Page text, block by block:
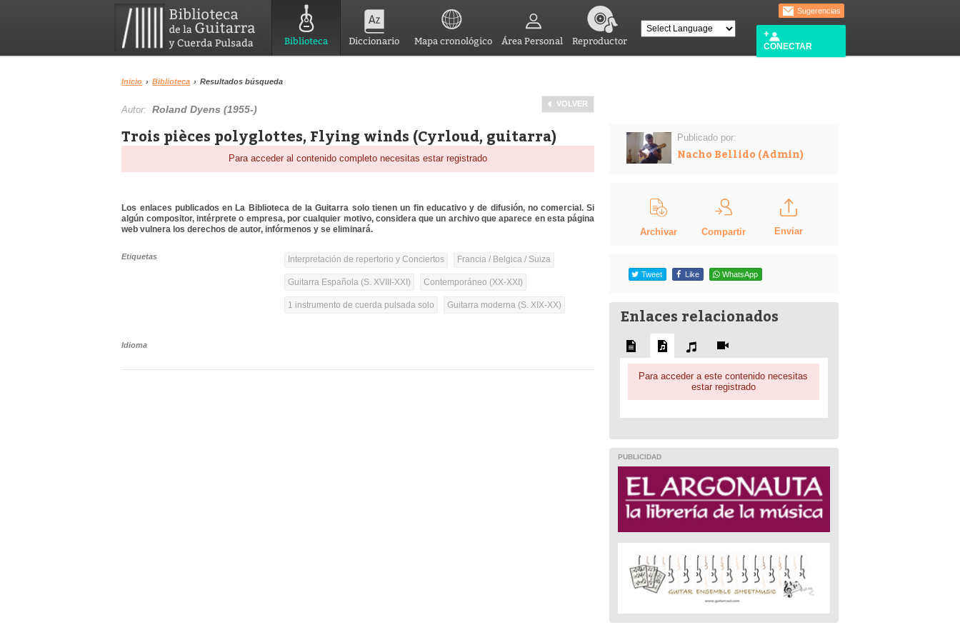
Biblioteca Diccionario Mapa cronológico Área Personal Reproductor
Sugerencias
CONECTAR
Inicio › Biblioteca › Resultados búsqueda
VOLVER
Autor:Roland Dyens (1955-)
Trois pièces polyglottes, Flying winds (Cyrloud, guitarra)
Para acceder al contenido completo necesitas estar registrado
Los enlaces publicados en La Biblioteca de la Guitarra solo tienen un fin educativo y de difusión, no comercial. Si
algún compositor, intérprete o empresa, por cualquier motivo, considera que un archivo que aparece en esta página
web vulnera los derechos de autor, infórmenos y se eliminará.
Etiquetas Interpretación de repertorio y Conciertos Francia / Belgica / Suiza
Guitarra Española (S. XVIII-XXI) Contemporáneo (XX-XXI)
1 instrumento de cuerda pulsada solo Guitarra moderna (S. XIX-XX)
Idioma
Publicado por:
Nacho Bellido (Admin)
Archivar Compartir Enviar
Tweet Like WhatsApp
Enlaces relacionados
Para acceder a este contenido necesitas
estar registrado
PUBLICIDAD